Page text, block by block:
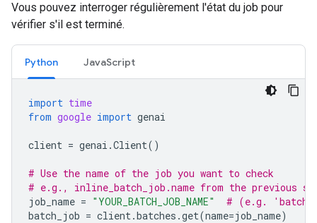
Vous pouvez interroger régulièrement l'état du job pour
vérifier s'il est terminé.
Python JavaScript
import time
from google import genai
client = genai .Client()
# Use the name of the job you want to check
# e.g., inline_batch_job.name from the previous
job_name = "YOUR_BATCH_JOB_NAME"
# (e.g.
batch_job = client.batches .get(name=job_name)